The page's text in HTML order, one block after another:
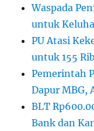
Waspada
untuk
PU Atasi
untuk 155
Pemerintah
Dapur MBG,
BLT
Bank dan